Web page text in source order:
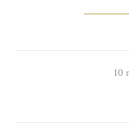
10